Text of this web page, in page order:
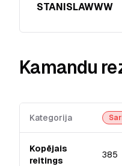
STANISLAWWW
Kamandu
Kategorija
Kopējais
reitings
385